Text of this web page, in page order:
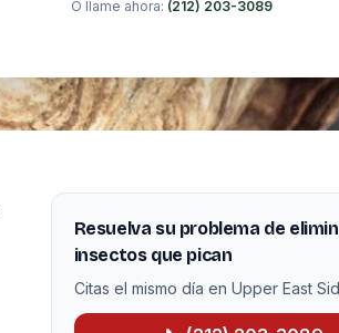
O llame ahora: (212) 203-3089
Resuelva su problema de
insectos que pican
Citas el mismo día en Upper East